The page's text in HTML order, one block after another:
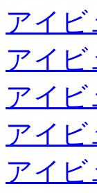
アイ
アイ
アイ
アイ
アイ